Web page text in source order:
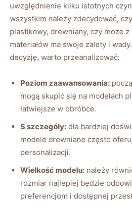
uwzględnienie kilku istotnych
wszystkim należy zdecydować,
plastikowy, drewniany, czy może
materiałów ma swoje zalety i
decyzję, warto przeanalizować:
Poziom zaawansowania:
mogą skupić się na modelach
łatwiejsze w obróbce.
S szczegóły: dla bardziej
modele drewniane często
personalizacji.
Wielkość modelu: należy
rozmiar najlepiej będzie
preferencjom i dostępnej